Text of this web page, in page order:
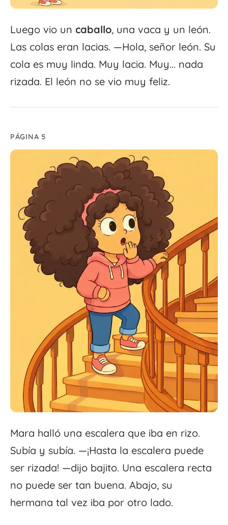
Luego vio un caballo, una vaca y un león.
Las colas eran lacias. —Hola, señor león. Su
cola es muy linda. Muy lacia. Muy... nada
rizada. El león no se vio muy feliz.
PÁGINA 5
Mara halló una escalera que iba en rizo.
Subía y subía. —¡Hasta la escalera puede
ser rizada! —dijo bajito. Una escalera recta
no puede ser tan buena. Abajo, su
hermana tal vez iba por otro lado.